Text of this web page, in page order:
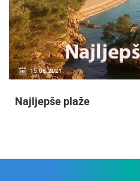
15.06.2021.
Najljepše plaže